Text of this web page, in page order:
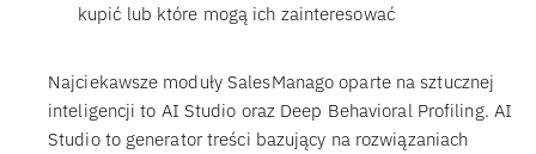
kupić lub które mogą ich zainteresować
Najciekawsze moduły SalesManago oparte na sztucznej
inteligencji to AI Studio oraz Deep Behavioral Profiling. AI
Studio to generator treści bazujący na rozwiązaniach